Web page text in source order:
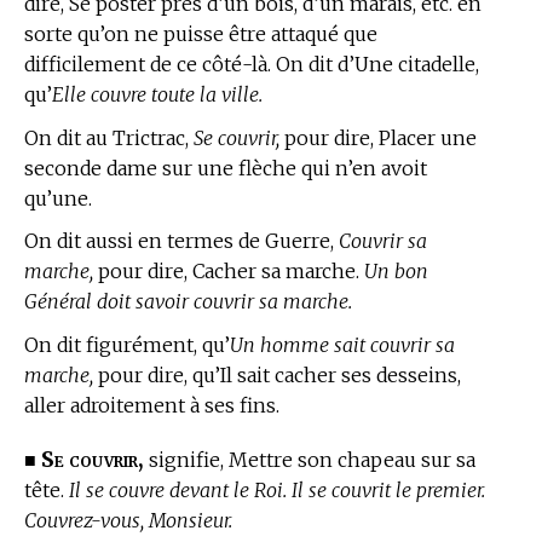
sorte qu’on ne puisse être attaqué que
difficilement de ce côté-là. On dit d’Une citadelle,
qu’Elle couvre toute la ville.
On dit au Trictrac, Se couvrir, pour dire, Placer une
seconde dame sur une flèche qui n’en avoit
qu’une.
On dit aussi en termes de Guerre, Couvrir sa
marche, pour dire, Cacher sa marche. Un bon
Général doit savoir couvrir sa marche.
On dit figurément, qu’Un homme sait couvrir sa
marche, pour dire, qu’Il sait cacher ses desseins,
aller adroitement à ses fins.
■ Se couvrir, signifie, Mettre son chapeau sur sa
tête. Il se couvre devant le Roi. Il se couvrit le premier.
Couvrez-vous, Monsieur.